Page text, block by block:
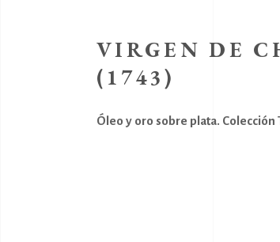
VIRGEN DE
(1743)
Óleo y oro sobre plata. Colección